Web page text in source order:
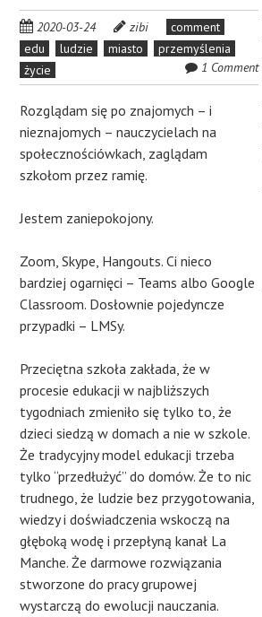
2020-03-24 zibi
comment
edu
ludzie miasto
przemyślenia
życie
1 Comment
Rozglądam się po znajomych – i
nieznajomych – nauczycielach na
społecznościówkach, zaglądam
szkołom przez ramię.
Jestem zaniepokojony.
Zoom, Skype, Hangouts. Ci nieco
bardziej ogarnięci – Teams albo Google
Classroom. Dosłownie pojedyncze
przypadki – LMSy.
Przeciętna szkoła zakłada, że w
procesie edukacji w najbliższych
tygodniach zmieniło się tylko to, że
dzieci siedzą w domach a nie w szkole.
Że tradycyjny model edukacji trzeba
tylko “przedłużyć” do domów. Że to nic
trudnego, że ludzie bez przygotowania,
wiedzy i doświadczenia wskoczą na
głęboką wodę i przepłyną kanał La
Manche. Że darmowe rozwiązania
stworzone do pracy grupowej
wystarczą do ewolucji nauczania.